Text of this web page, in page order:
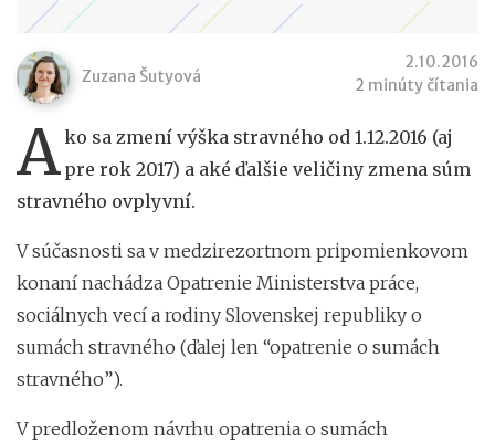
Zuzana Šutyová
2.10.2016
2 minúty čítania
Ako sa zmení výška stravného od 1.12.2016 (aj
pre rok 2017) a aké ďalšie veličiny zmena súm
stravného ovplyvní.
V súčasnosti sa v medzirezortnom pripomienkovom
konaní nachádza Opatrenie Ministerstva práce,
sociálnych vecí a rodiny Slovenskej republiky o
sumách stravného (ďalej len “opatrenie o sumách
stravného”).
V predloženom návrhu opatrenia o sumách